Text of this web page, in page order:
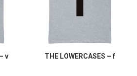
v THE LOWERCASES – f